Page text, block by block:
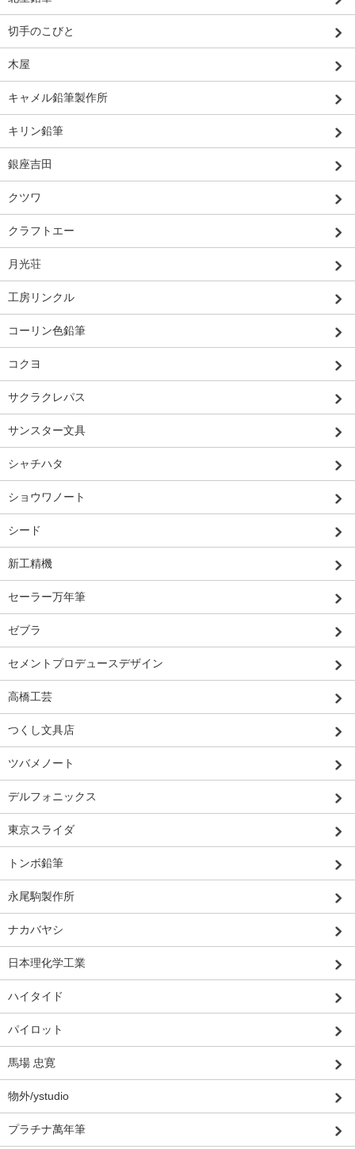
切手のこびと
木屋
キャメル鉛筆製作所
キリン鉛筆
銀座吉田
クツワ
クラフトエー
月光荘
工房リンクル
コーリン色鉛筆
コクヨ
サクラクレパス
サンスター文具
シャチハタ
ショウワノート
シード
新工精機
セーラー万年筆
ゼブラ
セメントプロデュースデザイン
高橋工芸
つくし文具店
ツバメノート
デルフォニックス
東京スライダ
トンボ鉛筆
永尾駒製作所
ナカバヤシ
日本理化学工業
ハイタイド
パイロット
馬場 忠寛
物外/ystudio
プラチナ萬年筆